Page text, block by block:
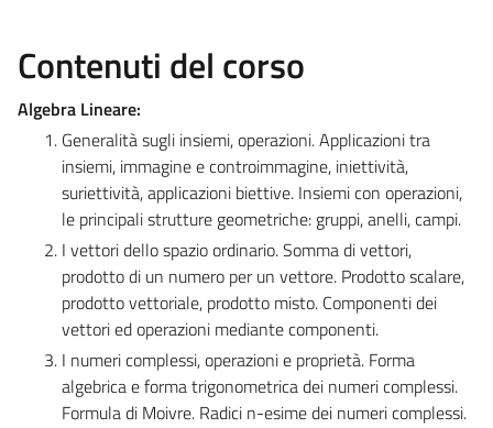
Contenuti del corso
Algebra Lineare:
Generalità sugli insiemi, operazioni. Applicazioni tra
insiemi, immagine e controimmagine, iniettività,
suriettività, applicazioni biettive. Insiemi con operazioni,
le principali strutture geometriche: gruppi, anelli, campi.
I vettori dello spazio ordinario. Somma di vettori,
prodotto di un numero per un vettore. Prodotto scalare,
prodotto vettoriale, prodotto misto. Componenti dei
vettori ed operazioni mediante componenti.
I numeri complessi, operazioni e proprietà. Forma
algebrica e forma trigonometrica dei numeri complessi.
Formula di Moivre. Radici n-esime dei numeri complessi.